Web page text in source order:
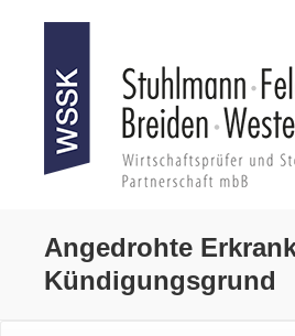
Angedrohte
Kündigungsgrund